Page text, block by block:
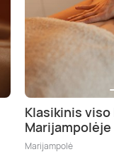
Klasikinis viso
Marijampolėje
Marijampolė